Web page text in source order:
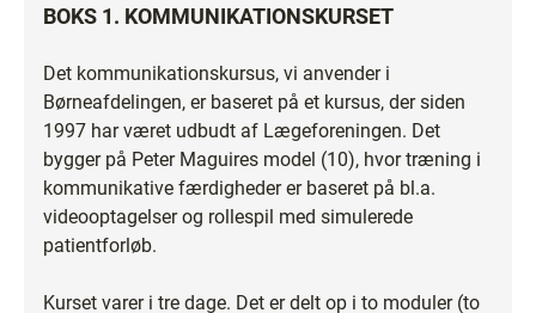
BOKS 1. KOMMUNIKATIONSKURSET
Det kommunikationskursus, vi anvender i
Børneafdelingen, er baseret på et kursus, der siden
1997 har været udbudt af Lægeforeningen. Det
bygger på Peter Maguires model (10), hvor træning i
kommunikative færdigheder er baseret på bl.a.
videooptagelser og rollespil med simulerede
patientforløb.
Kurset varer i tre dage. Det er delt op i to moduler (to